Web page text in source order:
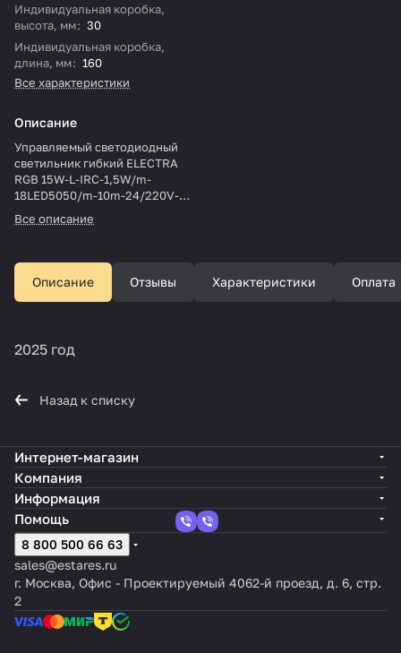
Индивидуальная коробка,
высота, мм: 30
Индивидуальная коробка,
длина, мм: 160
Все характеристики
Описание
Управляемый светодиодный
светильник гибкий ELECTRA
RGB 15W-L-IRC-1,5W/m-
18LED5050/m-10m-24/220V-
Все описание
Описание Отзывы Характеристики Оплата
2025 год
Назад к списку
Интернет-магазин
Компания
Информация
Помощь
8 800 500 66 63
sales@estares.ru
г. Москва, Офис - Проектируемый 4062-й проезд, д. 6, стр.
2